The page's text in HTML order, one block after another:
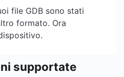
file GDB sono stati
formato. Ora
supportate